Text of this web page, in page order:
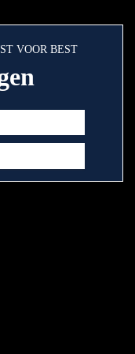
VOOR BEST